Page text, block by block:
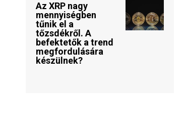
Az XRP nagy
mennyiségben
tűnik el a
tőzsdékről. A
befektetők a trend
megfordulására
készülnek?